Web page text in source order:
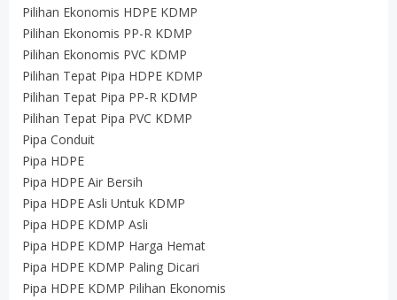
Pilihan Ekonomis HDPE KDMP
Pilihan Ekonomis PP-R KDMP
Pilihan Ekonomis PVC KDMP
Pilihan Tepat Pipa HDPE KDMP
Pilihan Tepat Pipa PP-R KDMP
Pilihan Tepat Pipa PVC KDMP
Pipa Conduit
Pipa HDPE
Pipa HDPE Air Bersih
Pipa HDPE Asli Untuk KDMP
Pipa HDPE KDMP Asli
Pipa HDPE KDMP Harga Hemat
Pipa HDPE KDMP Paling Dicari
Pipa HDPE KDMP Pilihan Ekonomis